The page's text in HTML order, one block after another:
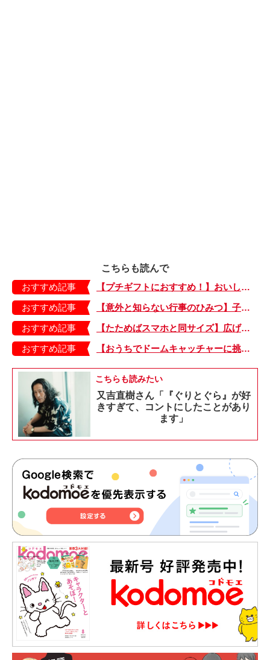
こちらも読んで
おすすめ記事
【プチギフトにおすすめ！】おいしいお茶でホッとひと息。箱がかわいい「ティーバッグ」
おすすめ記事
【意外と知らない行事のひみつ】子どもにはどう伝える？「お盆」って何だろう？
おすすめ記事
【たためばスマホと同サイズ】広げるとビビッドでジューシーな柄が目を引くコンパクトな「扇子」
おすすめ記事
【おうちでドームキャッチャーに挑戦だ】アンパンマン わくわくドームキャッチャー
こちらも読みたい
又吉直樹さん「『ぐりとぐら』が好
きすぎて、コントにしたことがあり
ます」